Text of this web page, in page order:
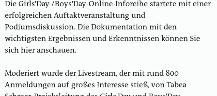
Die Girls'Day-/Boys'Day-Online-Inforeihe startete mit einer
erfolgreichen Auftaktveranstaltung und
Podiumsdiskussion. Die Dokumentation mit den
wichtigsten Ergebnissen und Erkenntnissen können Sie
sich hier anschauen.
Moderiert wurde der Livestream, der mit rund 800
Anmeldungen auf großes Interesse stieß, von Tabea